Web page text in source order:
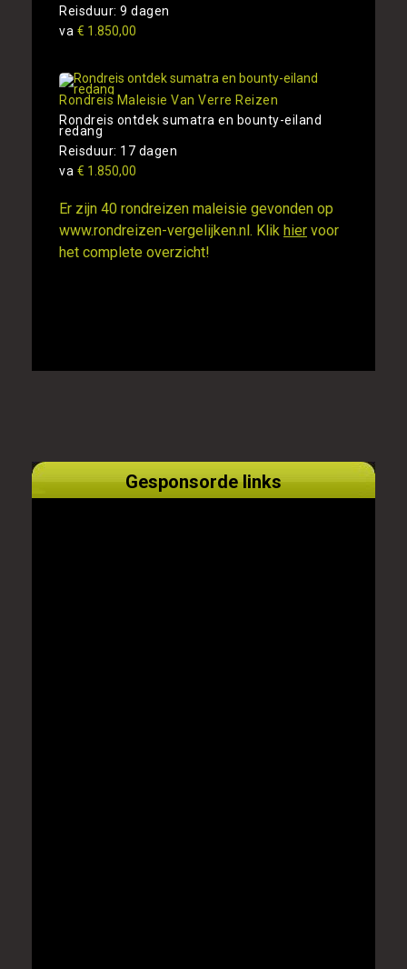
Reisduur: 9 dagen
va € 1.850,00
Rondreis Maleisie Van Verre Reizen
Rondreis ontdek sumatra en bounty-eiland
redang
Reisduur: 17 dagen
va € 1.850,00
Er zijn 40 rondreizen maleisie gevonden op
www.rondreizen-vergelijken.nl. Klik hier voor
het complete overzicht!
Gesponsorde links